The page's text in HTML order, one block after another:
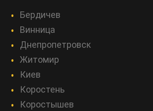
Бердичев
Винница
Днепропетровск
Житомир
Киев
Коростень
Коростышев